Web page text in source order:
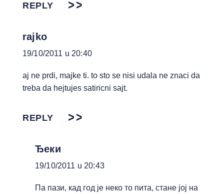
REPLY
rajko
19/10/2011 u 20:40
aj ne prdi, majke ti. to sto se nisi udala ne znaci da
treba da hejtujes satiricni sajt.
REPLY
Ђеки
19/10/2011 u 20:43
Па пази, кад год је неко то пита, стане јој на